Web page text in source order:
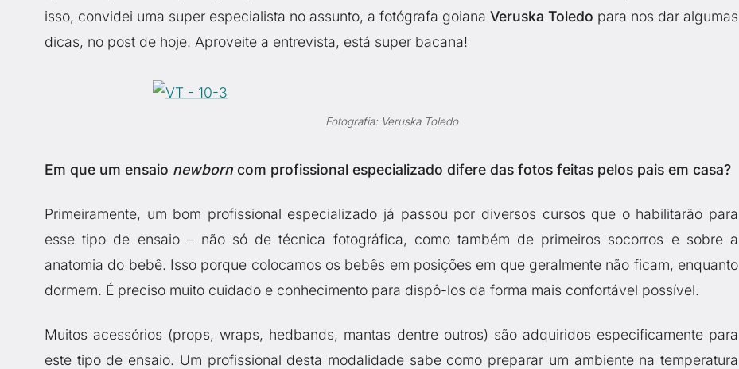
isso, convidei uma super especialista no assunto, a fotógrafa goiana Veruska Toledo para nos dar algumas
dicas, no post de hoje. Aproveite a entrevista, está super bacana!
Fotografia: Veruska Toledo
Em que um ensaio newborn com profissional especializado difere das fotos feitas pelos pais em casa?
Primeiramente, um bom profissional especializado já passou por diversos cursos que o habilitarão para
esse tipo de ensaio – não só de técnica fotográfica, como também de primeiros socorros e sobre a
anatomia do bebê. Isso porque colocamos os bebês em posições em que geralmente não ficam, enquanto
dormem. É preciso muito cuidado e conhecimento para dispô-los da forma mais confortável possível.
Muitos acessórios (props, wraps, hedbands, mantas dentre outros) são adquiridos especificamente para
este tipo de ensaio. Um profissional desta modalidade sabe como preparar um ambiente na temperatura